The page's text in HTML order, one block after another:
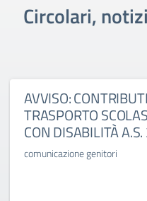
Circolari,
AVVISO:
TRASPORTO
CON DISABILITÀ
comunicazione genitori